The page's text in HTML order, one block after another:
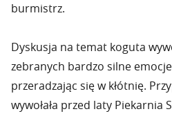
burmistrz.
Dyskusja na temat koguta
zebranych bardzo silne
przeradzając się w kłótnię.
wywołała przed laty Piekarnia